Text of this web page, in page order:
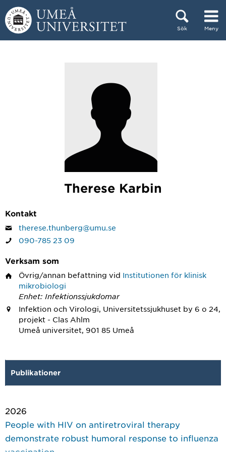
Hoppa direkt till innehållet
Sök Meny
Therese Karbin
Kontakt
therese.thunberg@umu.se
090-785 23 09
Verksam som
Övrig/annan befattning vid Institutionen för klinisk
mikrobiologi
Enhet: Infektionssjukdomar
Infektion och Virologi, Universitetssjukhuset by 6 o 24,
projekt - Clas Ahlm
Umeå universitet, 901 85 Umeå
Publikationer
2026
People with HIV on antiretroviral therapy
demonstrate robust humoral response to influenza